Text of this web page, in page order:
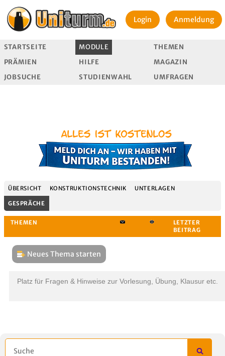
Login Anmeldung
STARTSEITE MODULE
THEMEN
PRÄMIEN
HILFE
MAGAZIN
JOBSUCHE
STUDIENWAHL UMFRAGEN
ÜBERSICHT KONSTRUKTIONSTECHNIK UNTERLAGEN
GESPRÄCHE
THEMEN
Neues Thema starten
Platz für Fragen & Hinweise zur Vorlesung, Übung, Klausur etc.